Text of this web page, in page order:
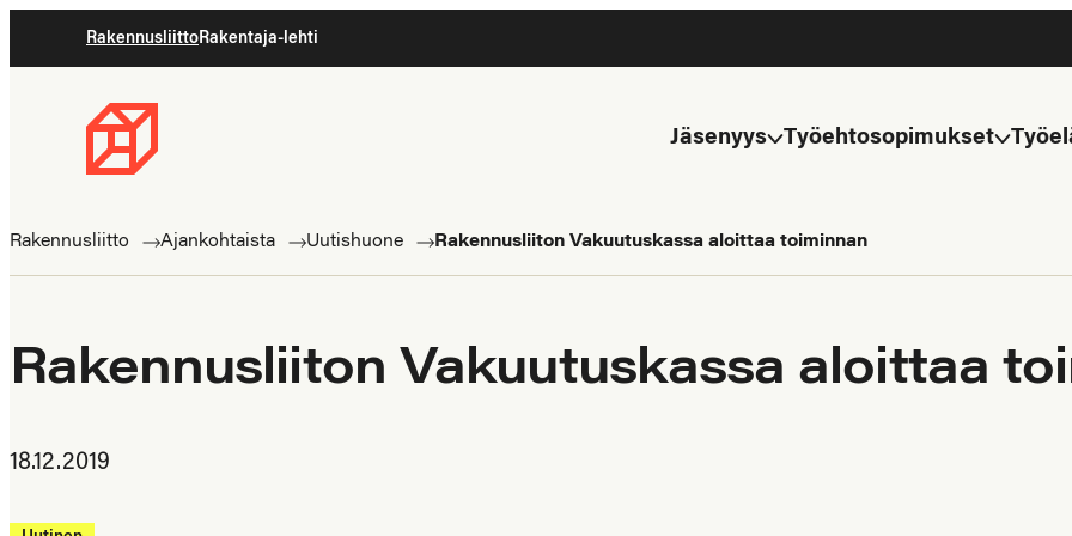
suoraan
RakennusliittoRakentaja-lehti
Rakennusliitto
ammattilaisten
Jäsenyys Työehtosopimukset
Rakennusliitto Ajankohtaista Uutishuone Rakennusliiton Vakuutuskassa aloittaa toiminnan
Rakennusliiton Vakuutuskassa aloittaa
18.12.2019